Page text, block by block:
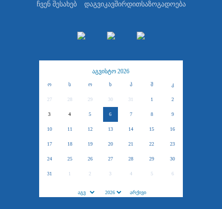
ჩვენ შესახებ დაგვიკავშირდითსაზოგადოება
აგვისტო 2026
ო ს ო ხ პ შ კ
27 28 29 30 31 1 2
3 4 5 6 7 8 9
10 11 12 13 14 15 16
17 18 19 20 21 22 23
24 25 26 27 28 29 30
31 1 2 3 4 5 6